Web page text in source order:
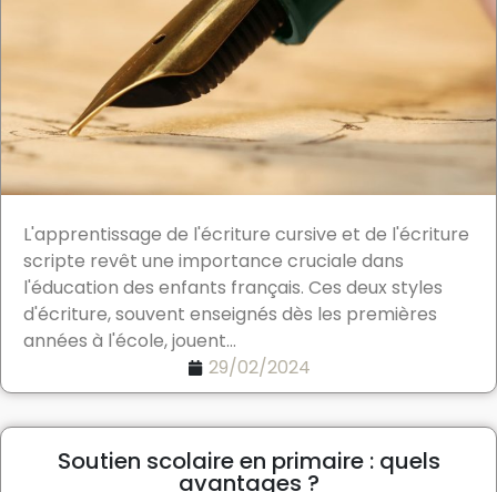
L'apprentissage de l'écriture cursive et de l'écriture
scripte revêt une importance cruciale dans
l'éducation des enfants français. Ces deux styles
d'écriture, souvent enseignés dès les premières
années à l'école, jouent...
29/02/2024
Soutien scolaire en primaire : quels
avantages ?